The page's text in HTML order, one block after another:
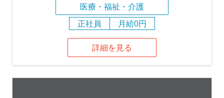
医療・福祉・介護
正社員
月給0円
詳細を見る